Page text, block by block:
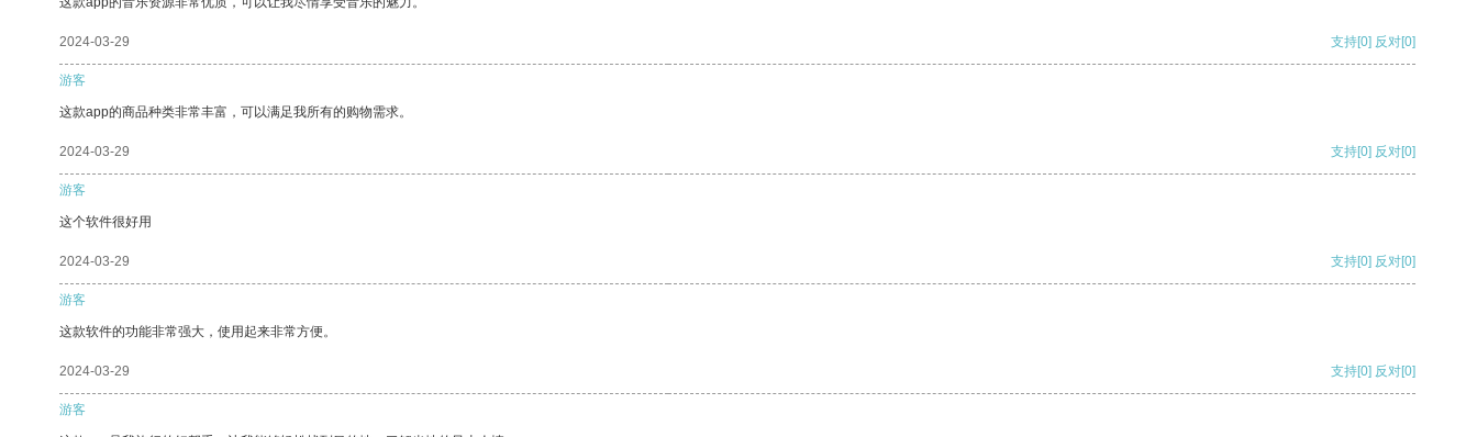
2024-03-29 支持[0] 反对[0]
游客
这款app的商品种类非常丰富，可以满足我所有的购物需求。
2024-03-29 支持[0] 反对[0]
游客
这个软件很好用
2024-03-29 支持[0] 反对[0]
游客
这款软件的功能非常强大，使用起来非常方便。
2024-03-29 支持[0] 反对[0]
游客